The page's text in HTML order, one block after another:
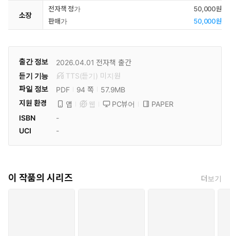
소장
전자책 정가
50,000원
판매가
50,000원
출간 정보 2026.04.01 전자책 출간
듣기 기능
TTS(듣기) 미 지원
파일 정보
PDF 94 쪽
57.9MB
지원 환경
앱 웹 PC뷰어
PAPER
ISBN
-
UCI
-
이 작품의 시리즈 더보기